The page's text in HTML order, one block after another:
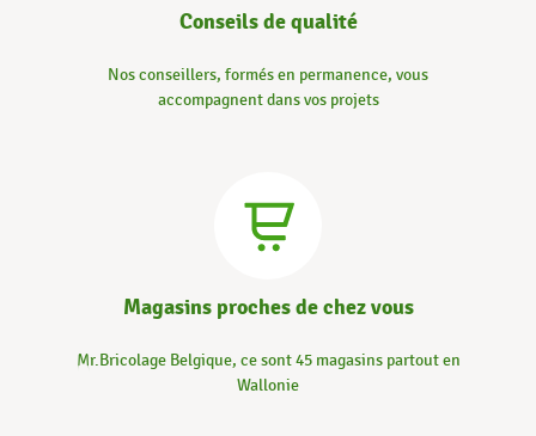
Conseils de qualité
Nos conseillers, formés en permanence, vous
accompagnent dans vos projets
Magasins proches de chez vous
Mr.Bricolage Belgique, ce sont 45 magasins partout en
Wallonie